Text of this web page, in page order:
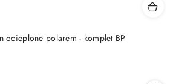
ocieplone polarem - komplet BP